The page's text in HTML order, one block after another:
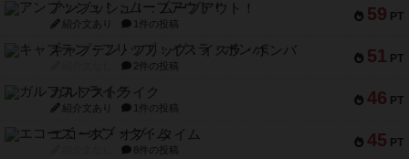
59 PT
アンブッシュ！：ムーブアウト！
紹介文あり 1件の投稿
51 PT
キャプテン・フリップ：イスラ・ボンバ
2件の投稿
46 PT
ガルフストライク
紹介文あり 1件の投稿
45 PT
エコーズ・オブ・タイム
8件の投稿